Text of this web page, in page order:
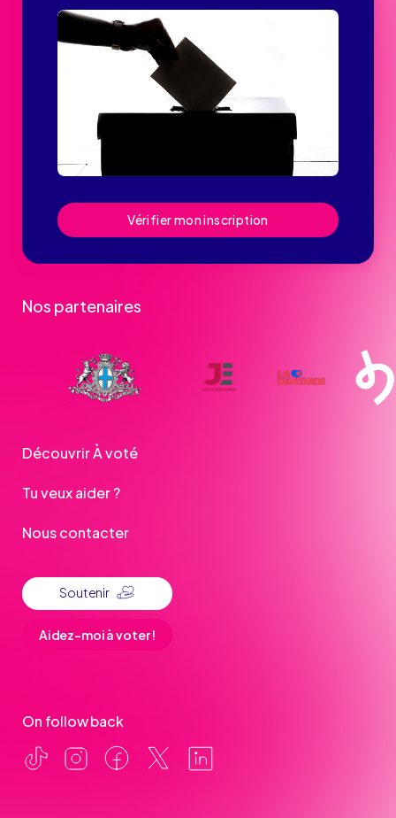
Vérifier mon inscription
Nos partenaires
Découvrir À voté
Tu veux aider ?
Nous contacter
Soutenir
Aidez-moi à voter !
On follow back